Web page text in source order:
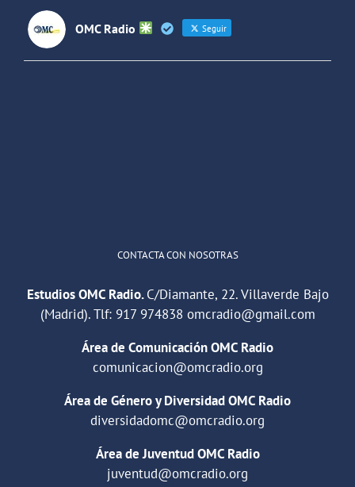
OMC Radio Seguir
CONTACTA CON NOSOTRAS
Estudios OMC Radio.C/Diamante, 22. Villaverde Bajo
(Madrid). Tlf: 917 974838 omcradio@gmail.com
Área de Comunicación OMC Radio
comunicacion@omcradio.org
Área de Género y Diversidad OMC Radio
diversidadomc@omcradio.org
Área de Juventud OMC Radio
juventud@omcradio.org